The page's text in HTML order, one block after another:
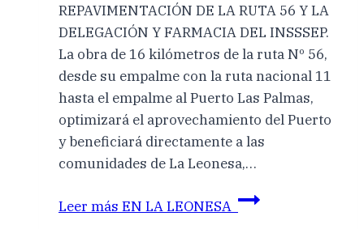
REPAVIMENTACIÓN DE LA RUTA 56 Y LA
DELEGACIÓN Y FARMACIA DEL INSSSEP.
La obra de 16 kilómetros de la ruta Nº 56,
desde su empalme con la ruta nacional 11
hasta el empalme al Puerto Las Palmas,
optimizará el aprovechamiento del Puerto
y beneficiará directamente a las
comunidades de La Leonesa,…
Leer más EN LA LEONESA